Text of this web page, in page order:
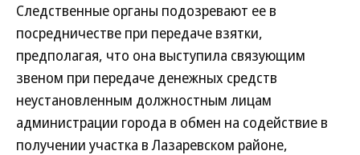
Следственные органы подозревают ее в
посредничестве при передаче взятки,
предполагая, что она выступила связующим
звеном при передаче денежных средств
неустановленным должностным лицам
администрации города в обмен на содействие в
получении участка в Лазаревском районе,